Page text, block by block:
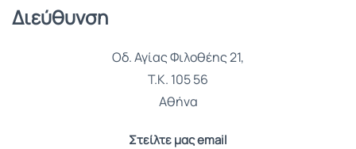
Διεύθυνση
Οδ. Αγίας Φιλοθέης 21,
Τ.Κ. 105 56
Αθήνα
Στείλτε μας email